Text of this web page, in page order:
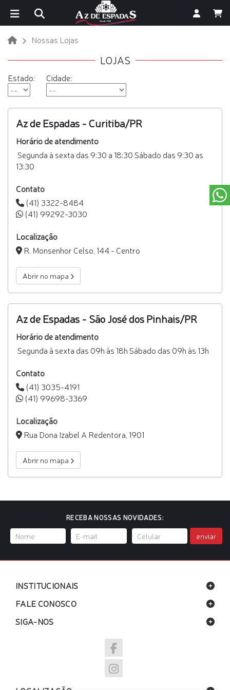
Nossas Lojas
LOJAS
Estado: Cidade:
Az de Espadas - Curitiba/PR
Horário de atendimento
Segunda à sexta das 9:30 a 18:30 Sábado das 9:30 as
13:30
Contato
(41) 3322-8484
(41) 99292-3030
Localização
R. Monsenhor Celso, 144 - Centro
Abrir no mapa
Az de Espadas - São José dos Pinhais/PR
Horário de atendimento
Segunda à sexta das 09h às 18h Sábado das 09h às 13h
Contato
(41) 3035-4191
(41) 99698-3369
Localização
Rua Dona Izabel A Redentora, 1901
Abrir no mapa
RECEBA NOSSAS NOVIDADES:
enviar
INSTITUCIONAIS
FALE CONOSCO
SIGA-NOS